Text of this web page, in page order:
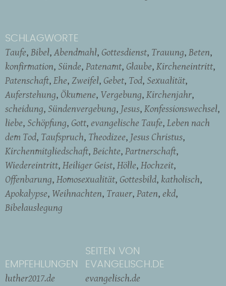
SCHLAGWORTE
Taufe Bibel Abendmahl Gottesdienst Trauung Beten
konfirmation Sünde Patenamt Glaube Kircheneintritt
Patenschaft Ehe Zweifel Gebet Tod Sexualität
Auferstehung Ökumene Vergebung Kirchenjahr
scheidung Sündenvergebung Jesus Konfessionswechsel
liebe Schöpfung Gott evangelische Taufe Leben nach
dem Tod Taufspruch Theodizee Jesus Christus
Kirchenmitgliedschaft Beichte Partnerschaft
Wiedereintritt Heiliger Geist Hölle Hochzeit
Offenbarung Homosexualität Gottesbild katholisch
Apokalypse Weihnachten Trauer Paten ekd
Bibelauslegung
EMPFEHLUNGEN
luther2017.de
SEITEN VON
EVANGELISCH.DE
evangelisch.de